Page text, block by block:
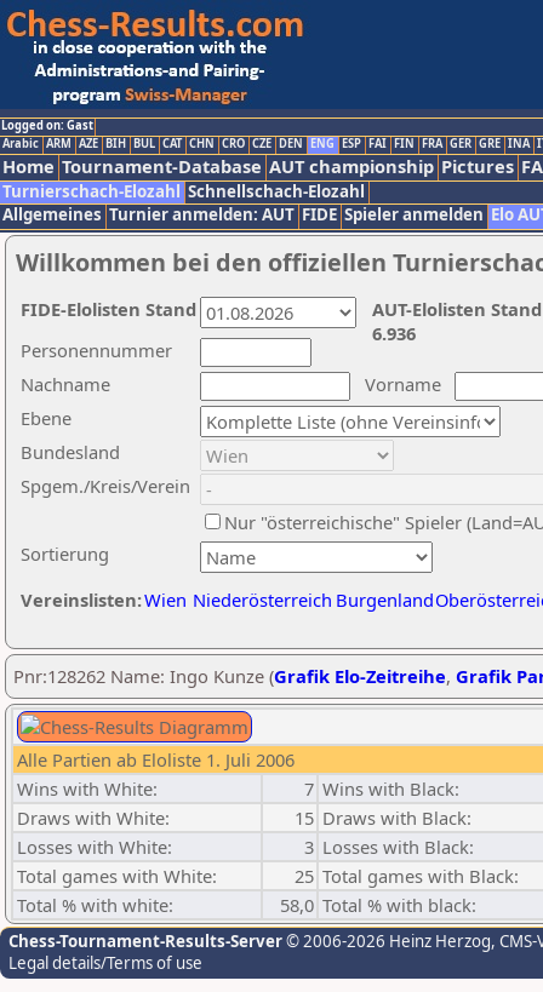
Logged on: Gast
Arabic ARM AZE BIH BUL CAT CHN CRO CZE DEN ENG ESP FAI FIN FRA GER GRE INA
Home Tournament-Database AUT championship Pictures
Turnierschach-Elozahl Schnellschach-Elozahl
Allgemeines Turnier anmelden: AUT FIDE Spieler anmelden Elo
Willkommen bei den offiziellen
Nachname
Vorname
Ebene
Sortierung
Personennummer
Bundesland
Spgem./Kreis/Verein
Nur "österreichische" Spieler
Vereinslisten:Wien Niederösterreich Burgenland
AUT-Elolisten
6.936
FIDE-Elolisten Stand
Pnr:128262 Name: Ingo Kunze (Grafik Elo-Zeitreihe, Grafik
Alle Partien ab Eloliste 1. Juli 2006
Wins with White:
7 Wins with Black:
Draws with White:
15 Draws with Black:
Losses with White:
3 Losses with Black:
Total games with White:
25 Total games with Black:
Total % with white:
58,0 Total % with black:
Chess-Tournament-Results-Server© 2006-2026 Heinz Herzog,
Legal details/Terms of use